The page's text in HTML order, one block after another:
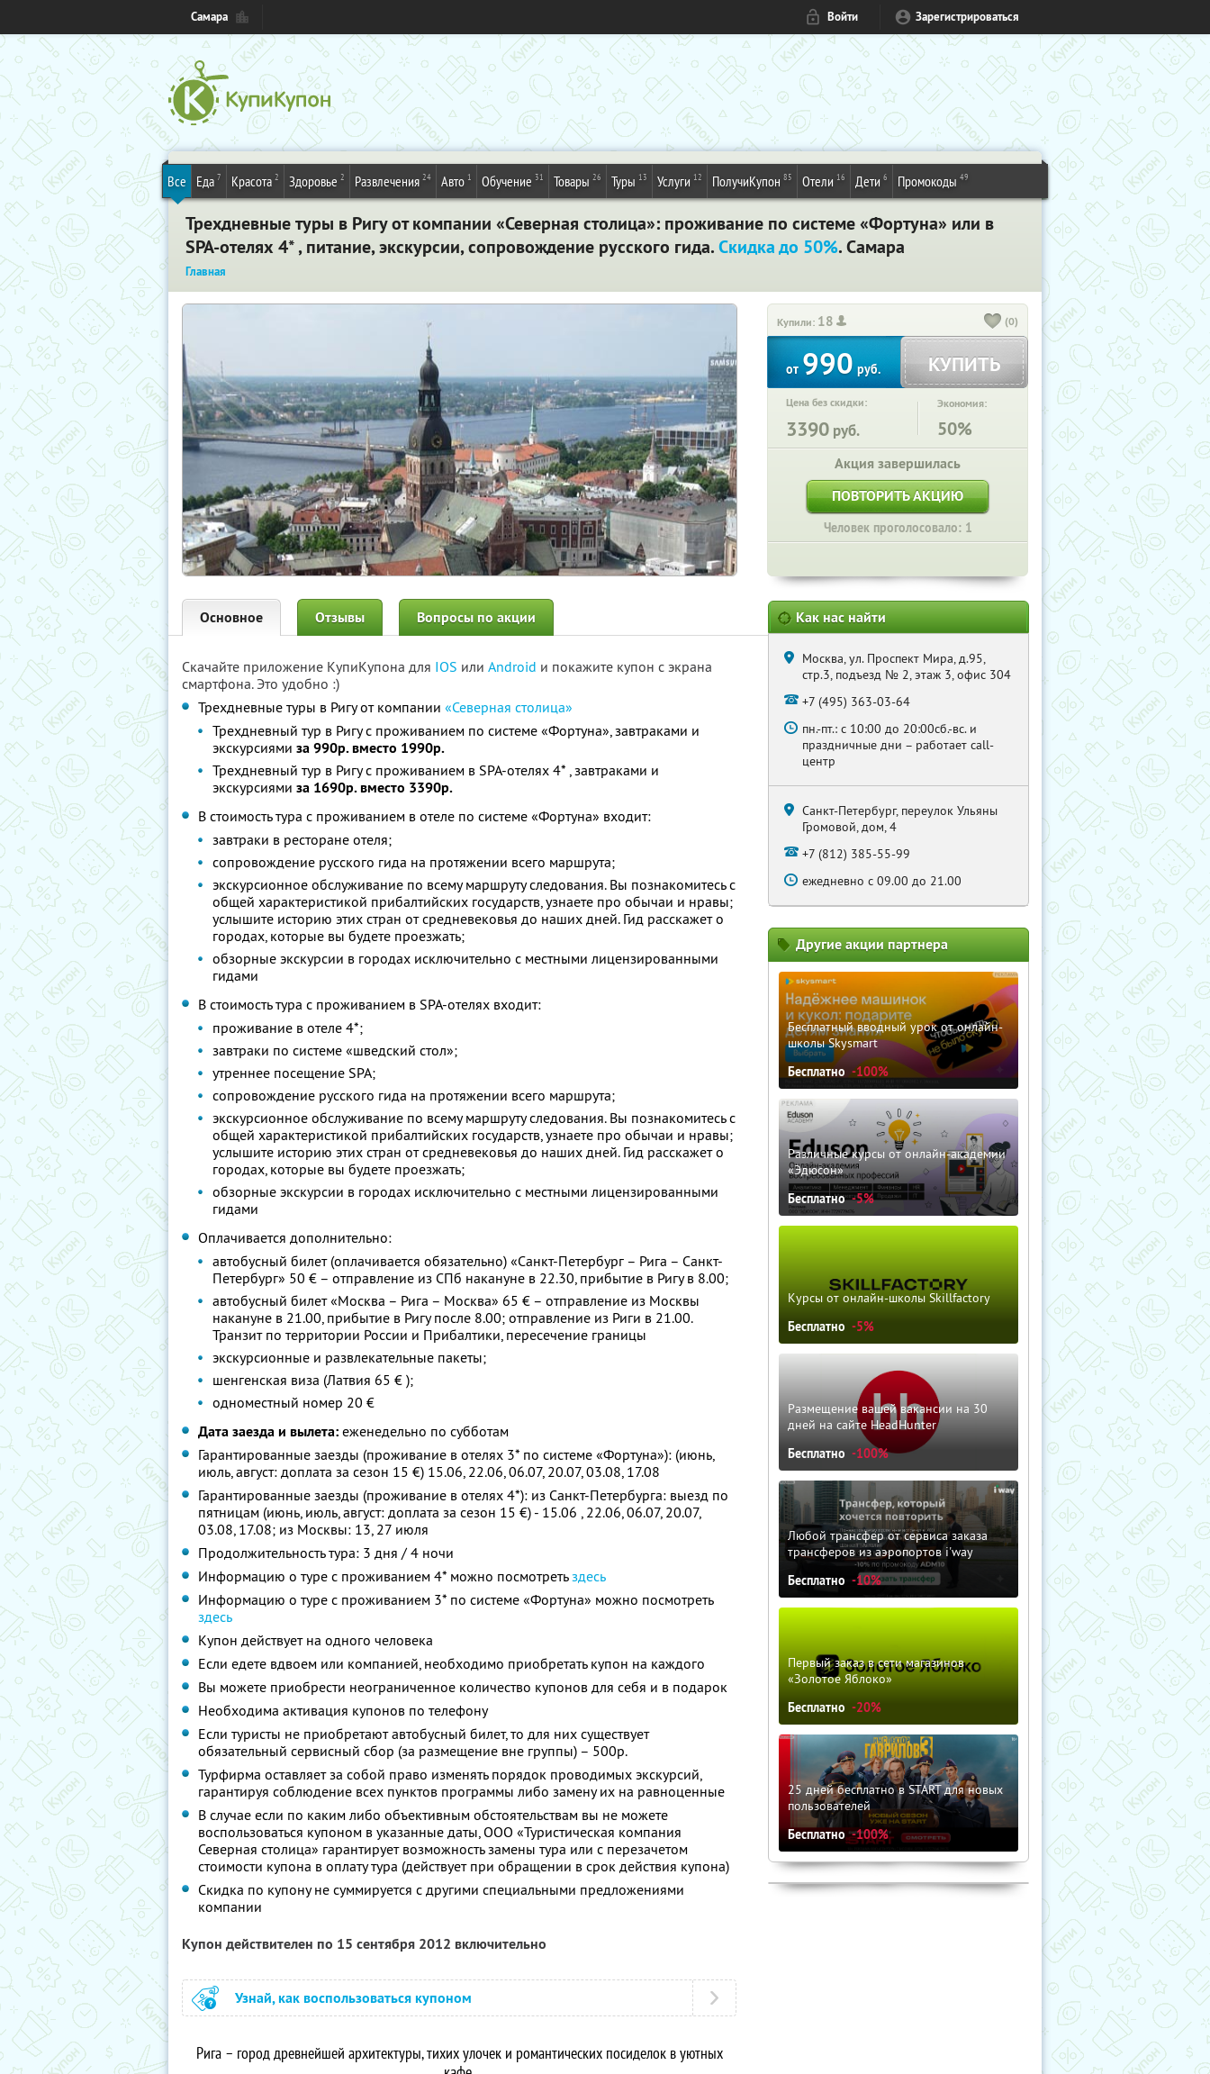
Самара Войти Зарегистрироваться
Все Еда 7 Красота 2 Здоровье 2 Развлечения 24 Авто 1 Обучение 31 Товары 26 Туры 13 Услуги 12 ПолучиКупон 85 Отели 16 Дети 6 Промокоды 49
Трехдневные туры в Ригу от компании «Северная столица»: проживание по системе «Фортуна» или в
SPA-отелях 4* , питание, экскурсии, сопровождение русского гида.Скидка до 50%. Самара
Главная
Купили: 18 (0)
от990руб. КУПИТЬ
Цена без скидки:
3390 руб.
Экономия:
50%
Акция завершилась
ПОВТОРИТЬ АКЦИЮ
Человек проголосовало: 1
Основное Отзывы Вопросы по акции
Скачайте приложение КупиКупона для IOS или Android и покажите купон с экрана
смартфона. Это удобно :)
Трехдневные туры в Ригу от компании «Северная столица»
Трехдневный тур в Ригу с проживанием по системе «Фортуна», завтраками и
экскурсиями за 990р. вместо 1990р.
Трехдневный тур в Ригу с проживанием в SPA-отелях 4* , завтраками и
экскурсиями за 1690р. вместо 3390р.
В стоимость тура с проживанием в отеле по системе «Фортуна» входит:
завтраки в ресторане отеля;
сопровождение русского гида на протяжении всего маршрута;
экскурсионное обслуживание по всему маршруту следования. Вы познакомитесь с
общей характеристикой прибалтийских государств, узнаете про обычаи и нравы;
услышите историю этих стран от средневековья до наших дней. Гид расскажет о
городах, которые вы будете проезжать;
обзорные экскурсии в городах исключительно с местными лицензированными
гидами
В стоимость тура с проживанием в SPA-отелях входит:
проживание в отеле 4*;
завтраки по системе «шведский стол»;
утреннее посещение SPA;
сопровождение русского гида на протяжении всего маршрута;
экскурсионное обслуживание по всему маршруту следования. Вы познакомитесь с
общей характеристикой прибалтийских государств, узнаете про обычаи и нравы;
услышите историю этих стран от средневековья до наших дней. Гид расскажет о
городах, которые вы будете проезжать;
обзорные экскурсии в городах исключительно с местными лицензированными
гидами
Оплачивается дополнительно:
автобусный билет (оплачивается обязательно) «Санкт-Петербург – Рига – Санкт-
Петербург» 50 € – отправление из СПб накануне в 22.30, прибытие в Ригу в 8.00;
автобусный билет «Москва – Рига – Москва» 65 € – отправление из Москвы
накануне в 21.00, прибытие в Ригу после 8.00; отправление из Риги в 21.00.
Транзит по территории России и Прибалтики, пересечение границы
экскурсионные и развлекательные пакеты;
шенгенская виза (Латвия 65 € );
одноместный номер 20 €
Дата заезда и вылета: еженедельно по субботам
Гарантированные заезды (проживание в отелях 3* по системе «Фортуна»): (июнь,
июль, август: доплата за сезон 15 €) 15.06, 22.06, 06.07, 20.07, 03.08, 17.08
Гарантированные заезды (проживание в отелях 4*): из Санкт-Петербурга: выезд по
пятницам (июнь, июль, август: доплата за сезон 15 €) - 15.06 , 22.06, 06.07, 20.07,
03.08, 17.08; из Москвы: 13, 27 июля
Продолжительность тура: 3 дня / 4 ночи
Информацию о туре с проживанием 4* можно посмотретьздесь
Информацию о туре с проживанием 3* по системе «Фортуна» можно посмотреть
здесь
Купон действует на одного человека
Если едете вдвоем или компанией, необходимо приобретать купон на каждого
Вы можете приобрести неограниченное количество купонов для себя и в подарок
Необходима активация купонов по телефону
Если туристы не приобретают автобусный билет, то для них существует
обязательный сервисный сбор (за размещение вне группы) – 500р.
Турфирма оставляет за собой право изменять порядок проводимых экскурсий,
гарантируя соблюдение всех пунктов программы либо замену их на равноценные
В случае если по каким либо объективным обстоятельствам вы не можете
воспользоваться купоном в указанные даты, ООО «Туристическая компания
Северная столица» гарантирует возможность замены тура или с перезачетом
стоимости купона в оплату тура (действует при обращении в срок действия купона)
Скидка по купону не суммируется с другими специальными предложениями
компании
Купон действителен по 15 сентября 2012 включительно
Узнай, как воспользоваться купоном
Рига – город древнейшей архитектуры, тихих улочек и романтических посиделок в уютных
Как нас найти
Москва, ул. Проспект Мира, д.95,
стр.3, подъезд № 2, этаж 3, офис 304
+7 (495) 363-03-64
пн.-пт.: с 10:00 до 20:00сб.-вс. и
праздничные дни – работает call-
центр
Санкт-Петербург, переулок Ульяны
Громовой, дом, 4
+7 (812) 385-55-99
ежедневно с 09.00 до 21.00
Другие акции партнера
Бесплатный вводный урок от онлайн-
школы Skysmart
Бесплатно -100%
Различные курсы от онлайн-академии
«Эдюсон»
Бесплатно -5%
Курсы от онлайн-школы Skillfactory
Бесплатно -5%
Размещение вашей вакансии на 30
дней на сайте HeadHunter
Бесплатно -100%
Любой трансфер от сервиса заказа
трансферов из аэропортов i'way
Бесплатно -10%
Первый заказ в сети магазинов
«Золотое Яблоко»
Бесплатно -20%
25 дней бесплатно в START для новых
пользователей
Бесплатно -100%